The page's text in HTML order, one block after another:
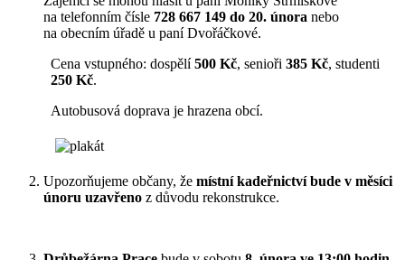
na telefonním čísle 728 667 149 do 20. února nebo
na obecním úřadě u paní Dvořáčkové.
Cena vstupného: dospělí500 Kč, senioři 385 Kč, studenti
250 Kč.
Autobusová doprava je hrazena obcí.
Upozorňujeme občany, že místní kadeřnictví bude v měsíci
únoru uzavřeno z důvodu rekonstrukce.